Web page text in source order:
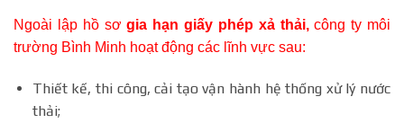
Ngoài lập hồ sơgia hạn giấy phép xả thải,công ty môi
trường Bình Minh hoạt động các lĩnh vực sau:
Thiết kế, thi công, cải tạo vận hành hệ thống xử lý nước
thải;